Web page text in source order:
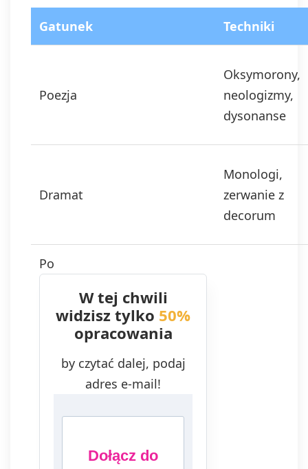
Gatunek Techniki
Poezja
Oksymorony,
neologizmy,
dysonanse
Dramat
Monologi,
zerwanie z
decorum
Po
W tej chwili
widzisz tylko 50%
opracowania
by czytać dalej, podaj
adres e-mail!
Dołącz do